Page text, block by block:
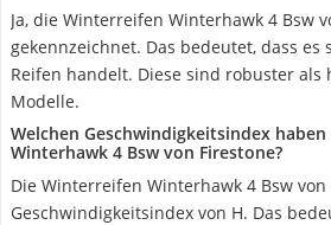
Ja, die Winterreifen Winterhawk 4 Bsw
gekennzeichnet. Das bedeutet, dass es
Reifen handelt. Diese sind robuster als
Modelle.
Welchen Geschwindigkeitsindex
Winterhawk 4 Bsw von Firestone?
Die Winterreifen Winterhawk 4 Bsw
Geschwindigkeitsindex von H. Das